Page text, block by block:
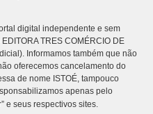
digital independente e sem
TRES COMÉRCIO DE
Informamos também que não
oferecemos cancelamento do
de nome ISTOÉ, tampouco
apenas pelo
” e seus respectivos sites.